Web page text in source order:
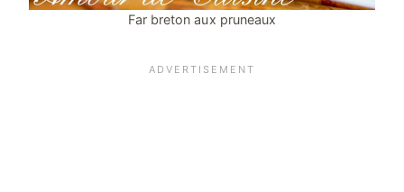
Far breton aux pruneaux